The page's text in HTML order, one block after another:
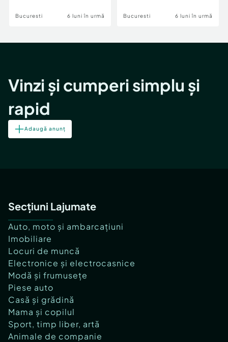
Bucuresti 6 luni în urmă Bucuresti 6 luni în urmă
Vinzi și cumperi simplu și
rapid
Adaugă anunț
Secțiuni Lajumate
Auto, moto și ambarcațiuni
Imobiliare
Locuri de muncă
Electronice și electrocasnice
Modă și frumusețe
Piese auto
Casă și grădină
Mama și copilul
Sport, timp liber, artă
Animale de companie